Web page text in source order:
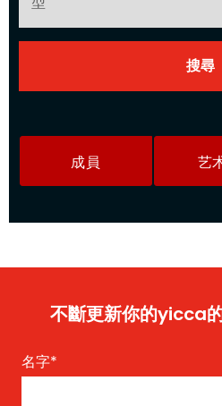
成員 艺
不斷更新你的yicca
名字*